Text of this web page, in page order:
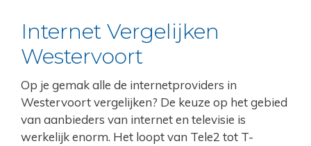
Internet Vergelijken
Westervoort
Op je gemak alle de internetproviders in
Westervoort vergelijken? De keuze op het gebied
van aanbieders van internet en televisie is
werkelijk enorm. Het loopt van Tele2 tot T-